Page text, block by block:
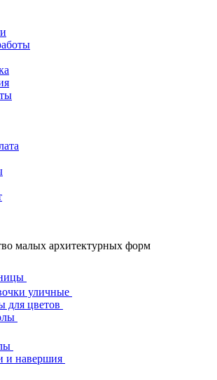
малых архитектурных форм
уличные
для цветов
и навершия